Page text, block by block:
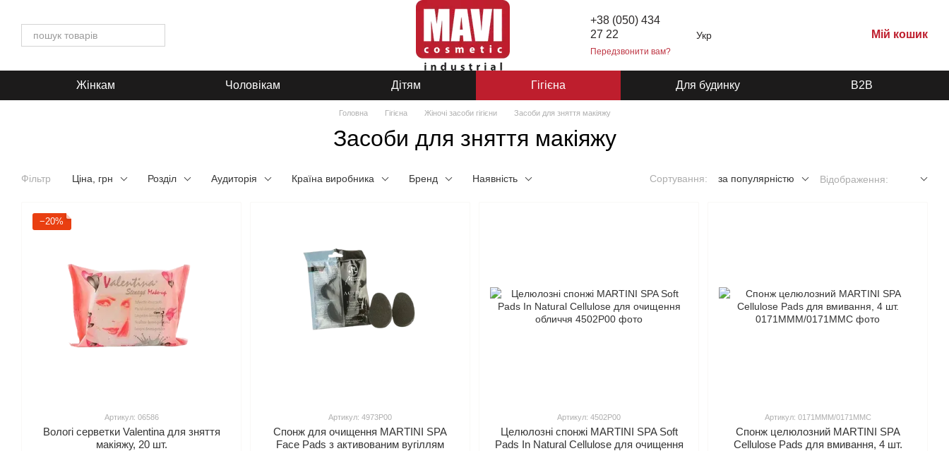
+38 (050) 434
27 22
Передзвонити вам?
Укр Мій кошик
Жінкам Чоловікам Дітям Гігієна Для будинку B2B
Головна Гігієна Жіночі засоби гігієни Засоби для зняття макіяжу
Засоби для зняття макіяжу
Фільтр Ціна, грн Розділ Аудиторія Країна виробника Бренд Наявність Сортування: за популярністю Відображення:
−20%
Артикул: 06586
Вологі серветки Valentina для зняття
макіяжу, 20 шт.
Артикул: 4973P00
Спонж для очищення MARTINI SPA
Face Pads з активованим вугіллям
Артикул: 4502P00
Целюлозні спонжі MARTINI SPA Soft
Pads In Natural Cellulose для очищення
Артикул: 0171MMM/0171MMC
Спонж целюлозний MARTINI SPA
Cellulose Pads для вмивання, 4 шт.